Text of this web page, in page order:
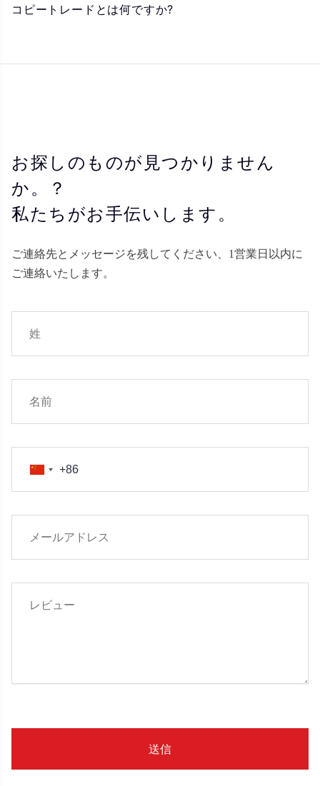
コピートレードとは何ですか?
お探しのものが見つかりません
か。？
私たちがお手伝いします。
ご連絡先とメッセージを残してください、1営業日以内に
ご連絡いたします。